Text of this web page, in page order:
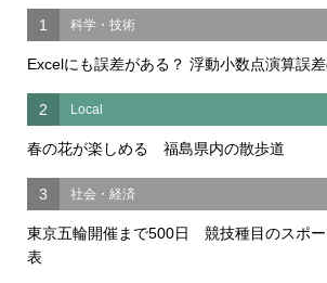
1 科学・技術
Excelにも誤差がある？ 浮動小数点演算誤
2 Local
春の花が楽しめる 福島県内の散歩道
3 社会・経済
東京五輪開催まで500日 競技種目のスポ
表